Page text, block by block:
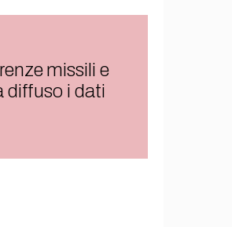
missili e
diffuso i dati